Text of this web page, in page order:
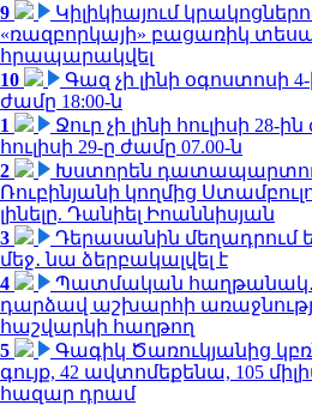
9
Կիլիկիայում
«ռազբորկայի» բացառիկ
հրապարակվել
10
Գազ չի լինի օգոստոսի
ժամը 18:00-ն
1
Ջուր չի լինի հուլիսի 28-
հուլիսի 29-ը ժամը 07.00-ն
2
Խստորեն
Ռուբինյանի կողմից
լինելը. Դանիել Իոաննիսյան
3
Դերասանին մեղադրում
մեջ․ նա ձերբակալվել է
4
Պատմական
դարձավ աշխարհի
հաշվարկի հաղթող
5
Գագիկ Ծառուկյանից
գույք, 42 ավտոմեքենա, 105
հազար դրամ